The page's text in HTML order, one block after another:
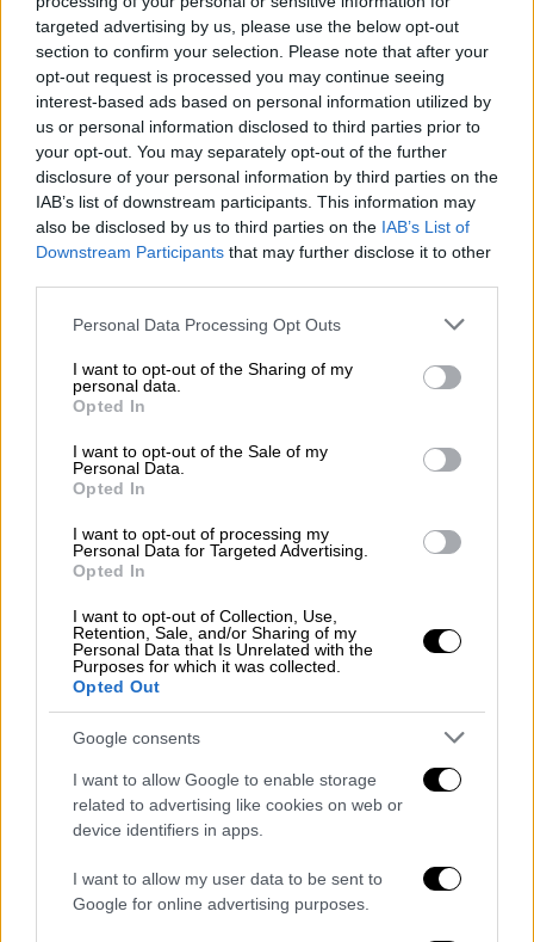
targeted advertising by us, please use the below opt-out
section to confirm your selection. Please note that after your
opt-out request is processed you may continue seeing
interest-based ads based on personal information utilized by
us or personal information disclosed to third parties prior to
your opt-out. You may separately opt-out of the further
disclosure of your personal information by third parties on the
IAB’s list of downstream participants. This information may
also be disclosed by us to third parties on the IAB’s List of
Downstream Participants that may further disclose it to other
Please note that this website/app uses one or more Google
not limited to your visit or usage behaviour. You may click to
grant or deny consent to Google and its third-party tags to
use your data for below specified purposes in below Google
consent section.
Personal Data Processing Opt Outs
I want to opt-out of the Sharing of my
personal data.
Opted In
I want to opt-out of the Sale of my
Personal Data.
Opted In
I want to opt-out of processing my
Personal Data for Targeted Advertising.
Opted In
I want to opt-out of Collection, Use,
Retention, Sale, and/or Sharing of my
Personal Data that Is Unrelated with the
Purposes for which it was collected.
Opted Out
Google consents
I want to allow Google to enable storage
related to advertising like cookies on web or
device identifiers in apps.
I want to allow my user data to be sent to
Google for online advertising purposes.
Ελλάδα 12.01.2024 15:28
Θρήνος στο Καρπενήσι: 32χρονη
νηπιαγωγός πέθανε στον ύπνο της
Παραγγέλθηκε νεκροψία - νεκροτομή
Θεσσαλονίκη: Κακουργηματική δίωξη σε
μηχανόβιο που παρέσυρε και
τραυμάτισε θανάσιμα 27χρονη λίγες
μέρες πριν τον γάμο της